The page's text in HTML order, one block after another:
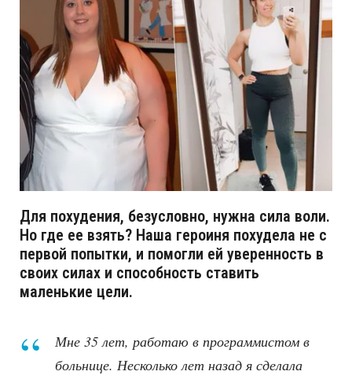
Для похудения, безусловно, нужна сила воли.
Но где ее взять? Наша героиня похудела не с
первой попытки, и помогли ей уверенность в
своих силах и способность ставить
маленькие цели.
Мне 35 лет, работаю в программистом в
больнице. Несколько лет назад я сделала